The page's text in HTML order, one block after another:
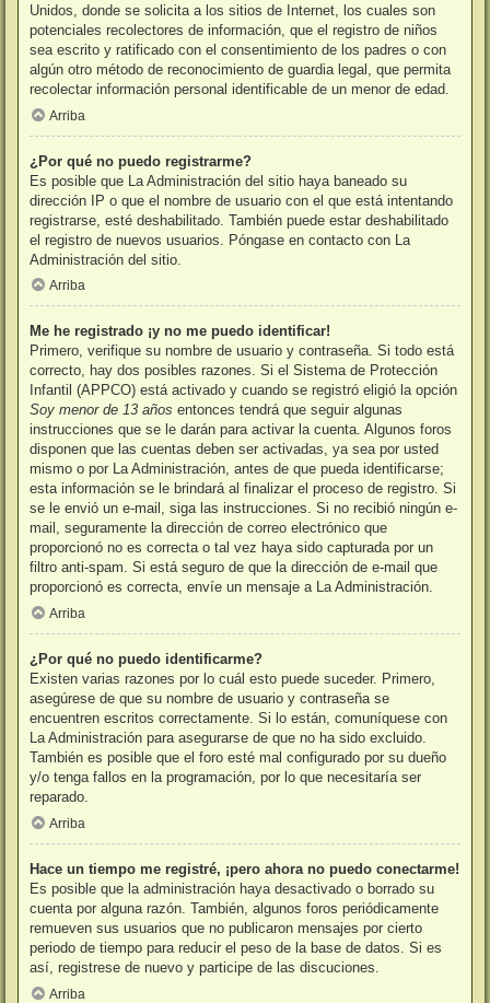
Unidos, donde se solicita a los sitios de Internet, los cuales son
potenciales recolectores de información, que el registro de niños
sea escrito y ratificado con el consentimiento de los padres o con
algún otro método de reconocimiento de guardia legal, que permita
recolectar información personal identificable de un menor de edad.
Arriba
¿Por qué no puedo registrarme?
Es posible que La Administración del sitio haya baneado su
dirección IP o que el nombre de usuario con el que está intentando
registrarse, esté deshabilitado. También puede estar deshabilitado
el registro de nuevos usuarios. Póngase en contacto con La
Administración del sitio.
Arriba
Me he registrado ¡y no me puedo identificar!
Primero, verifique su nombre de usuario y contraseña. Si todo está
correcto, hay dos posibles razones. Si el Sistema de Protección
Infantil (APPCO) está activado y cuando se registró eligió la opción
Soy menor de 13 años entonces tendrá que seguir algunas
instrucciones que se le darán para activar la cuenta. Algunos foros
disponen que las cuentas deben ser activadas, ya sea por usted
mismo o por La Administración, antes de que pueda identificarse;
esta información se le brindará al finalizar el proceso de registro. Si
se le envió un e-mail, siga las instrucciones. Si no recibió ningún e-
mail, seguramente la dirección de correo electrónico que
proporcionó no es correcta o tal vez haya sido capturada por un
filtro anti-spam. Si está seguro de que la dirección de e-mail que
proporcionó es correcta, envíe un mensaje a La Administración.
Arriba
¿Por qué no puedo identificarme?
Existen varias razones por lo cuál esto puede suceder. Primero,
asegúrese de que su nombre de usuario y contraseña se
encuentren escritos correctamente. Si lo están, comuníquese con
La Administración para asegurarse de que no ha sido excluido.
También es posible que el foro esté mal configurado por su dueño
y/o tenga fallos en la programación, por lo que necesitaría ser
reparado.
Arriba
Hace un tiempo me registré, ¡pero ahora no puedo conectarme!
Es posible que la administración haya desactivado o borrado su
cuenta por alguna razón. También, algunos foros periódicamente
remueven sus usuarios que no publicaron mensajes por cierto
periodo de tiempo para reducir el peso de la base de datos. Si es
así, registrese de nuevo y participe de las discuciones.
Arriba